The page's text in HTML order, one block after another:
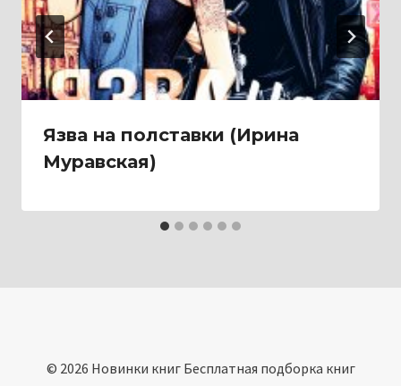
Язва на полставки (Ирина
Муравская)
© 2026 Новинки книг Бесплатная подборка книг